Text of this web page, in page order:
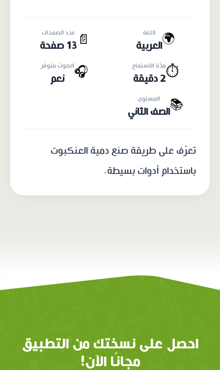
🌍 اللغة
العربية 📄
عدد الصفحات
13 صفحة
⏱️مدّة الاستماع
2 دقيقة
🎧الصوت متوفّر
نعم
📚 المستوى
الصف الثاني
تعرّف على طريقة صنع دمية العنكبوت
باستخدام أدوات بسيطة.
احصل على نسختك من التطبيق
مجانًا الآن!